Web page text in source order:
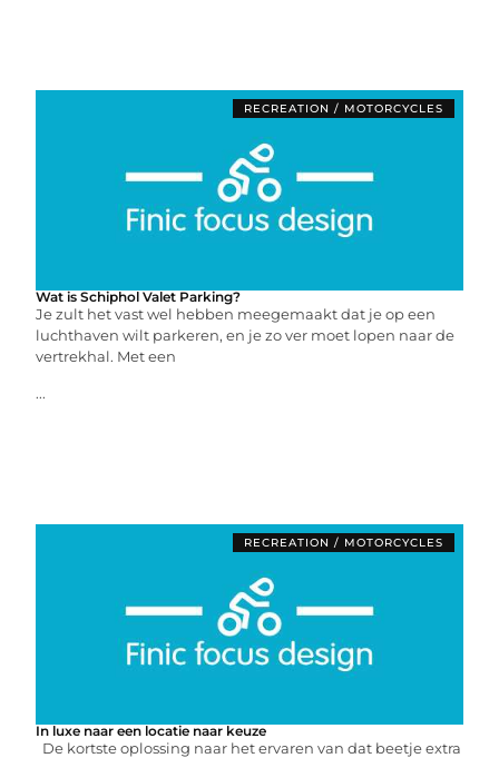
RECREATION / MOTORCYCLES
Wat is Schiphol Valet Parking?
Je zult het vast wel hebben meegemaakt dat je op een
luchthaven wilt parkeren, en je zo ver moet lopen naar de
vertrekhal. Met een
...
RECREATION / MOTORCYCLES
In luxe naar een locatie naar keuze
De kortste oplossing naar het ervaren van dat beetje extra